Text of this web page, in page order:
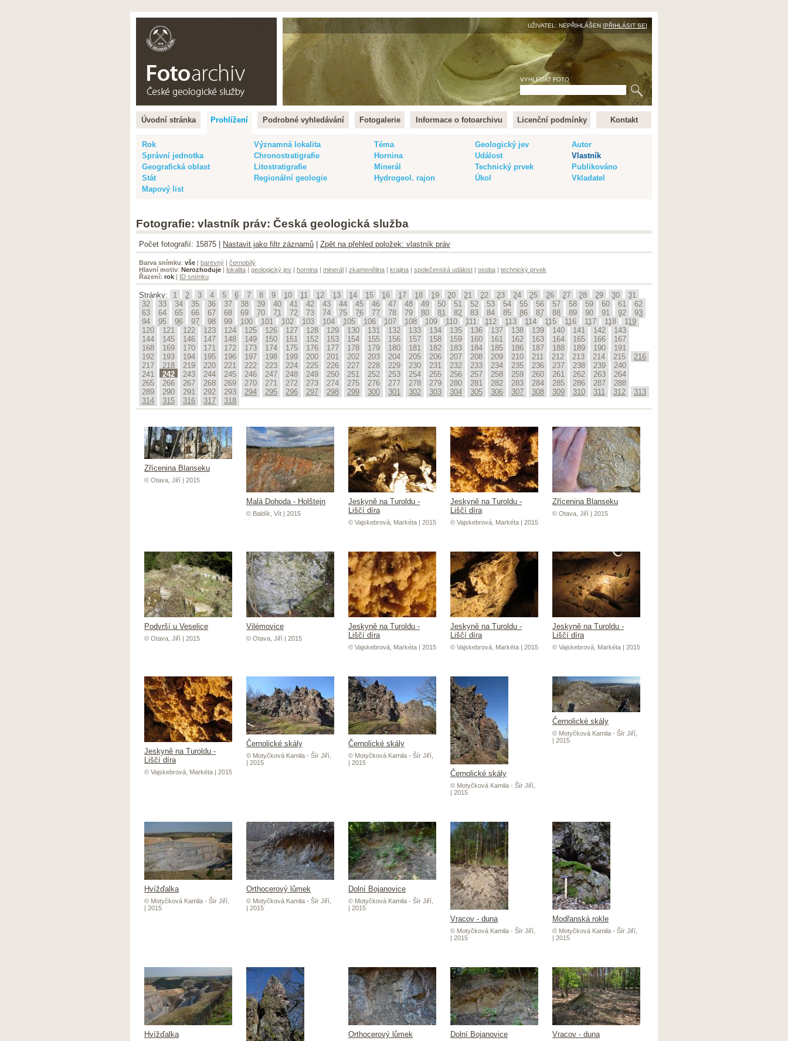
UŽIVATEL: NEPŘIHLÁŠEN [PŘIHLÁSIT SE]
VYHLEDAT FOTO
Úvodní stránka Prohlížení Podrobné vyhledávání Fotogalerie Informace o fotoarchivu Licenční podmínky Kontakt
Rok Významná lokalita Téma Geologický jev
Autor
Správní jednotka
Chronostratigrafie Hornina Událost
Vlastník
Geografická oblast
Litostratigrafie Minerál Technický prvek
Publikováno
Stát
Regionální geologie Hydrogeol. rajon Úkol
Vkladatel
Mapový list
Fotografie: vlastník práv: Česká geologická služba
Počet fotografií: 15875 | Nastavit jako filtr záznamů Zpět na přehled položek: vlastník práv
Barva snímku: vše | barevný | černobílý
Hlavní motiv: Nerozhoduje | lokalita | geologický jev | hornina | minerál | zkamenělina | krajina | společenská událost | osoba | technický prvek
Řazení: rok | ID snímku
Stránky: 1 2 3 4 5 6 7 8 9 10 11 12 13 14 15 16 17 18 19 20 21 22 23 24 25 26 27 28 29 30
31
32
33 34 35 36 37 38 39 40 41 42 43 44 45 46 47 48 49 50 51 52 53 54 55 56 57 58 59 60 61
62
63
64 65 66 67 68 69 70 71 72 73 74 75 76 77 78 79 80 81 82 83 84 85 86 87 88 89 90 91 92
93
94
95 96 97 98 99 100 101 102 103 104 105 106 107 108 109 110 111 112 113 114 115 116 117 118
119
120
121 122 123 124 125 126 127 128 129 130 131 132 133 134 135 136 137 138 139 140 141 142
143
144
145 146 147 148 149 150 151 152 153 154 155 156 157 158 159 160 161 162 163 164 165 166
167
168
169 170 171 172 173 174 175 176 177 178 179 180 181 182 183 184 185 186 187 188 189 190
191
192
193 194 195 196 197 198 199 200 201 202 203 204 205 206 207 208 209 210 211 212 213 214 215
216
217
218 219 220 221 222 223 224 225 226 227 228 229 230 231 232 233 234 235 236 237 238 239
240
241
242 243 244 245 246 247 248 249 250 251 252 253 254 255 256 257 258 259 260 261 262 263
264
265
266 267 268 269 270 271 272 273 274 275 276 277 278 279 280 281 282 283 284 285 286 287
288
289
290 291 292 293 294 295 296 297 298 299 300 301 302 303 304 305 306 307 308 309 310 311 312
313
314
315 316 317 318
Zřícenina Blanseku
© Otava, Jiří | 2015
Malá Dohoda - Holštejn
© Baldík, Vít | 2015
Jeskyně na Turoldu -
Liščí díra
© Vajskebrová, Markéta | 2015
Jeskyně na Turoldu -
Liščí díra
© Vajskebrová, Markéta | 2015
Zřícenina Blanseku
© Otava, Jiří | 2015
Podvrší u Veselice
© Otava, Jiří | 2015
Vilémovice
© Otava, Jiří | 2015
Jeskyně na Turoldu -
Liščí díra
© Vajskebrová, Markéta | 2015
Jeskyně na Turoldu -
Liščí díra
© Vajskebrová, Markéta | 2015
Jeskyně na Turoldu -
Liščí díra
© Vajskebrová, Markéta | 2015
Jeskyně na Turoldu -
Liščí díra
© Vajskebrová, Markéta | 2015
Černolické skály
© Motyčková Kamila - Šír Jiří,
| 2015
Černolické skály
© Motyčková Kamila - Šír Jiří,
| 2015
Černolické skály
© Motyčková Kamila - Šír Jiří,
| 2015
Černolické skály
© Motyčková Kamila - Šír Jiří,
| 2015
Hvížďalka
© Motyčková Kamila - Šír Jiří,
| 2015
Orthocerový lůmek
© Motyčková Kamila - Šír Jiří,
| 2015
Dolní Bojanovice
© Motyčková Kamila - Šír Jiří,
| 2015
Vracov - duna
© Motyčková Kamila - Šír Jiří,
| 2015
Modřanská rokle
© Motyčková Kamila - Šír Jiří,
| 2015
Hvížďalka Orthocerový lůmek Dolní Bojanovice Vracov - duna